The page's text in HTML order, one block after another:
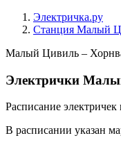
Электричка.ру
Станция Малый
Малый Цивиль –
Электрички
Расписание
В расписании указан